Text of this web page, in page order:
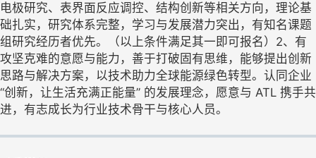
电极研究、表界面反应调控、结构创新等相关方向，理论基
础扎实，研究体系完整，学习与发展潜力突出，有知名课题
组研究经历者优先。（以上条件满足其一即可报名）2、有
攻坚克难的意愿与能力，善于打破固有思维，能够提出创新
思路与解决方案，以技术助力全球能源绿色转型。认同企业
“创新，让生活充满正能量” 的发展理念，愿意与 ATL 携手共
进，有志成长为行业技术骨干与核心人员。